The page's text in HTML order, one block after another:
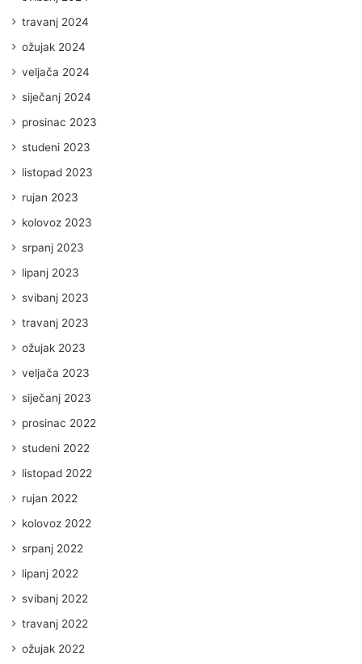
travanj 2024
ožujak 2024
veljača 2024
siječanj 2024
prosinac 2023
studeni 2023
listopad 2023
rujan 2023
kolovoz 2023
srpanj 2023
lipanj 2023
svibanj 2023
travanj 2023
ožujak 2023
veljača 2023
siječanj 2023
prosinac 2022
studeni 2022
listopad 2022
rujan 2022
kolovoz 2022
srpanj 2022
lipanj 2022
svibanj 2022
travanj 2022
ožujak 2022